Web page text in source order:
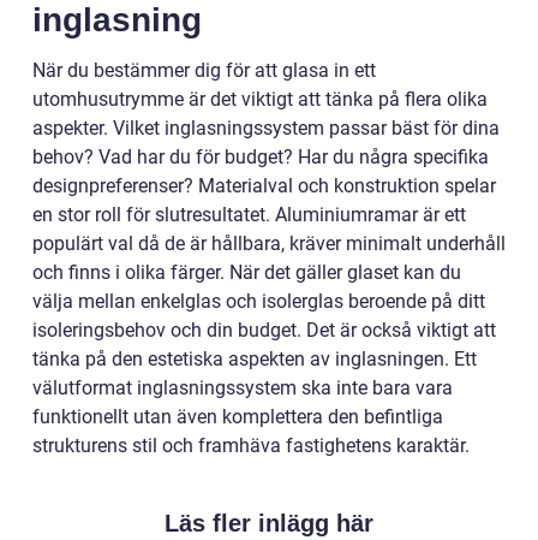
inglasning
När du bestämmer dig för att glasa in ett
utomhusutrymme är det viktigt att tänka på flera olika
aspekter. Vilket inglasningssystem passar bäst för dina
behov? Vad har du för budget? Har du några specifika
designpreferenser? Materialval och konstruktion spelar
en stor roll för slutresultatet. Aluminiumramar är ett
populärt val då de är hållbara, kräver minimalt underhåll
och finns i olika färger. När det gäller glaset kan du
välja mellan enkelglas och isolerglas beroende på ditt
isoleringsbehov och din budget. Det är också viktigt att
tänka på den estetiska aspekten av inglasningen. Ett
välutformat inglasningssystem ska inte bara vara
funktionellt utan även komplettera den befintliga
strukturens stil och framhäva fastighetens karaktär.
Läs fler inlägg här